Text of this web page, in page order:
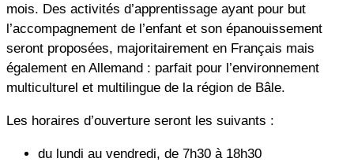
mois. Des activités d’apprentissage ayant pour but
l’accompagnement de l’enfant et son épanouissement
seront proposées, majoritairement en Français mais
également en Allemand : parfait pour l’environnement
multiculturel et multilingue de la région de Bâle.
Les horaires d’ouverture seront les suivants :
du lundi au vendredi, de 7h30 à 18h30